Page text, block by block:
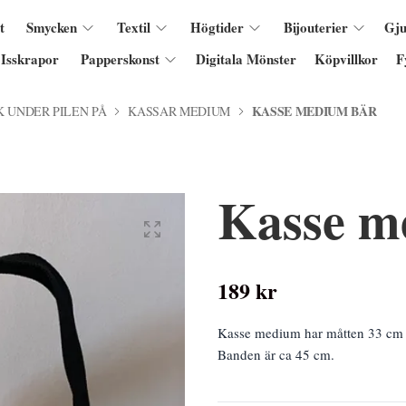
Smycken Textil Högtider Bijouterier
Isskrapor
Papperskonst Digitala Mönster Köpvillkor
UNDER PILEN PÅ KASSAR MEDIUM KASSE MEDIUM BÄR
Kasse
189 kr
Kasse medium har måtten 33
Banden är ca 45 cm.